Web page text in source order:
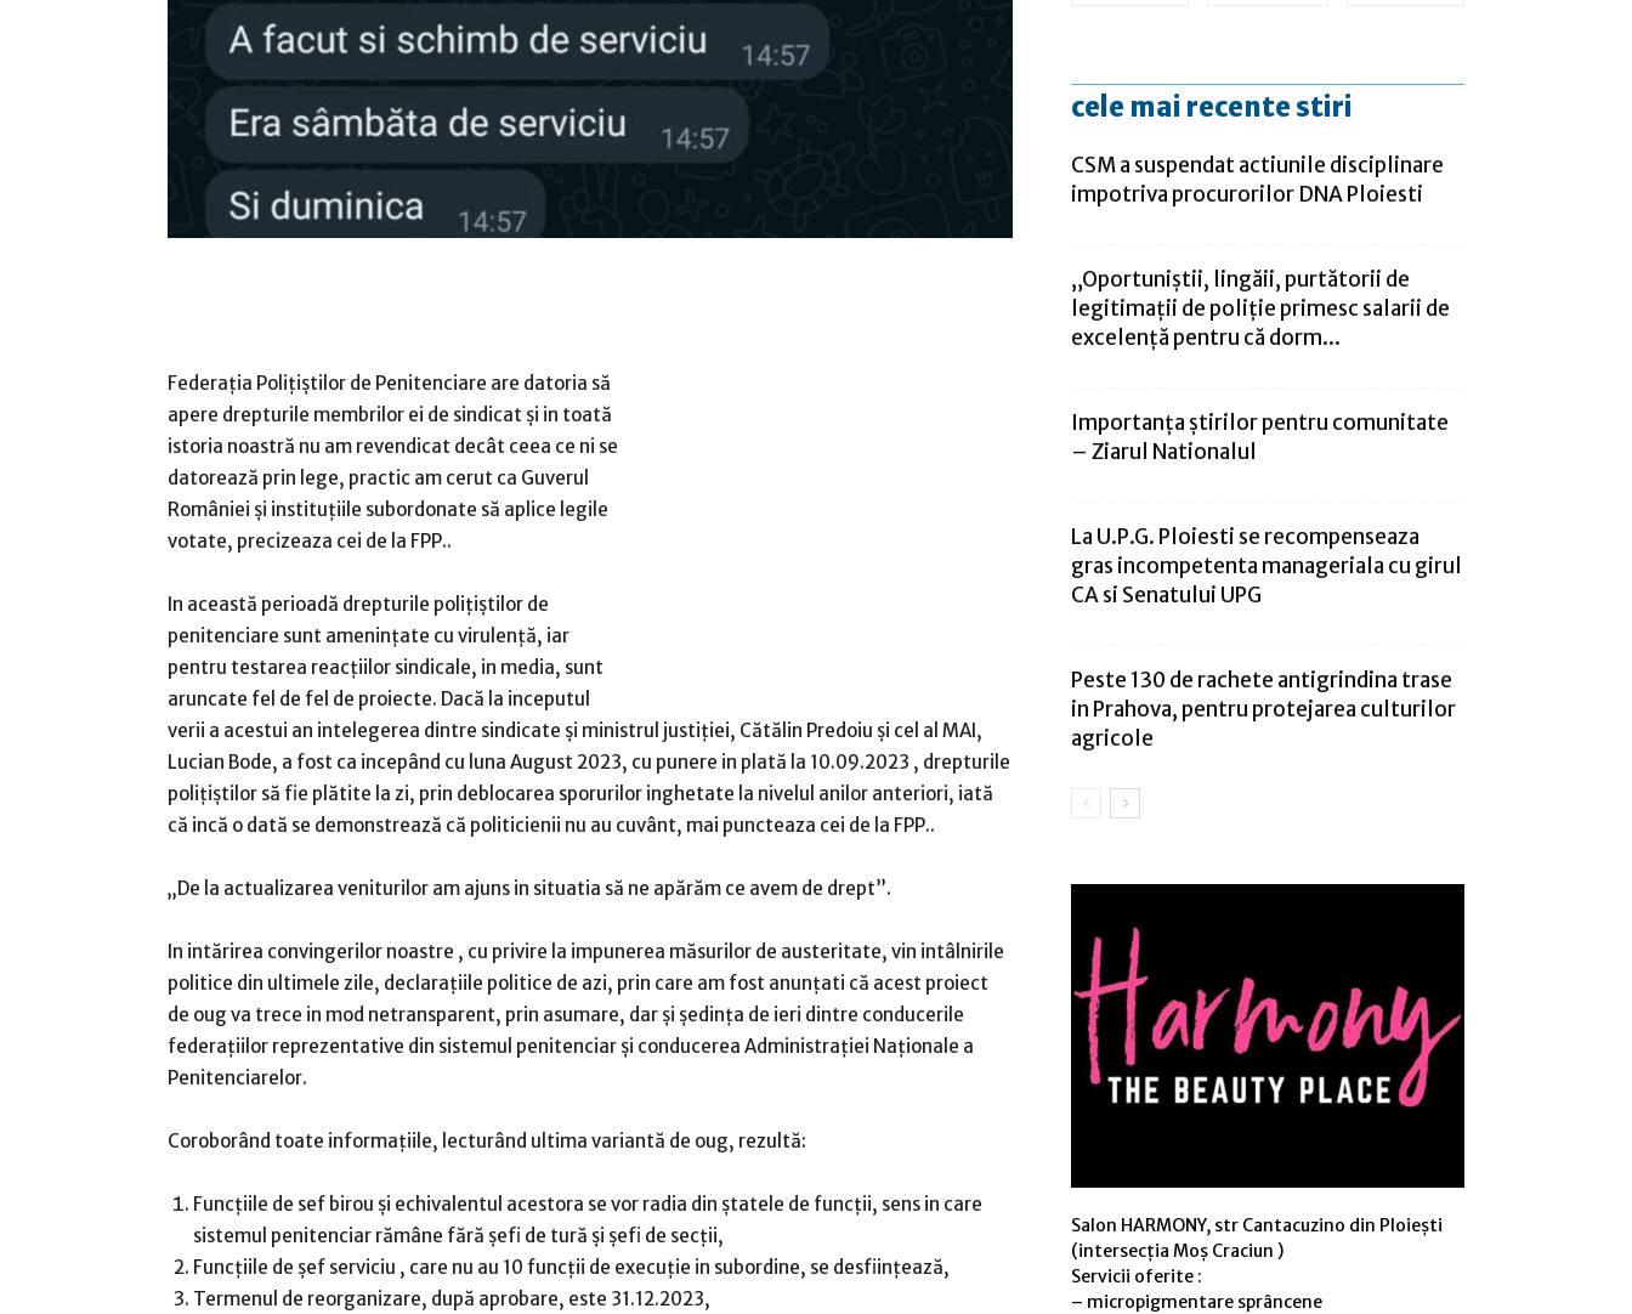
Federația Polițiștilor de Penitenciare are datoria să
apere drepturile membrilor ei de sindicat și in toată
istoria noastră nu am revendicat decât ceea ce ni se
datorează prin lege, practic am cerut ca Guverul
României și instituțiile subordonate să aplice legile
votate, precizeaza cei de la FPP..
In această perioadă drepturile polițiștilor de
penitenciare sunt amenințate cu virulență, iar
pentru testarea reacțiilor sindicale, in media, sunt
aruncate fel de fel de proiecte. Dacă la inceputul
verii a acestui an intelegerea dintre sindicate și ministrul justiției, Cătălin Predoiu și cel al MAI,
Lucian Bode, a fost ca incepând cu luna August 2023, cu punere in plată la 10.09.2023 , drepturile
polițiștilor să fie plătite la zi, prin deblocarea sporurilor inghetate la nivelul anilor anteriori, iată
că incă o dată se demonstrează că politicienii nu au cuvânt, mai puncteaza cei de la FPP..
„De la actualizarea veniturilor am ajuns in situatia să ne apărăm ce avem de drept”.
In intărirea convingerilor noastre , cu privire la impunerea măsurilor de austeritate, vin intâlnirile
politice din ultimele zile, declarațiile politice de azi, prin care am fost anunțati că acest proiect
de oug va trece in mod netransparent, prin asumare, dar și ședința de ieri dintre conducerile
federațiilor reprezentative din sistemul penitenciar și conducerea Administrației Naționale a
Penitenciarelor.
Coroborând toate informațiile, lecturând ultima variantă de oug, rezultă:
Funcțiile de sef birou și echivalentul acestora se vor radia din ștatele de funcții, sens in care
sistemul penitenciar rămâne fără șefi de tură și șefi de secții,
Funcțiile de șef serviciu , care nu au 10 funcții de execuție in subordine, se desființează,
Termenul de reorganizare, după aprobare, este 31.12.2023,
cele mai recente stiri
CSM a suspendat actiunile disciplinare
impotriva procurorilor DNA Ploiesti
„Oportuniștii, lingăii, purtătorii de
legitimații de poliție primesc salarii de
excelență pentru că dorm...
Importanța știrilor pentru comunitate
– Ziarul Nationalul
La U.P.G. Ploiesti se recompenseaza
gras incompetenta manageriala cu girul
CA si Senatului UPG
Peste 130 de rachete antigrindina trase
in Prahova, pentru protejarea culturilor
agricole
Salon HARMONY, str Cantacuzino din Ploiești
(intersecția Moș Craciun )
Servicii oferite :
– micropigmentare sprâncene